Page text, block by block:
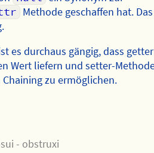
Methode geschaffen hat.
es durchaus gängig, dass
Wert liefern und setter-
Chaining zu ermöglichen.
- obstruxi